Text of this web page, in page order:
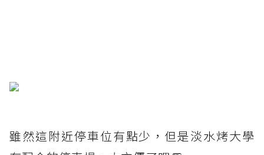
雖然這附近停車位有點少，但是淡水烤大學